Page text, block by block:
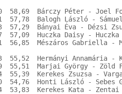
58,69  Bárczy Péter - Joel
57,78  Balogh László -
57,29  Bányai Éva - Dézsi
57,09  Huczka Daisy -
56,85  Mészáros Gabriella -
55,52  Hermányi Annamária -
55,51  Marjai György - Zöld
55,39  Kerekes Zsuzsa -
54,76  Honti László - Sebes
53,83  Kerekes Kata -